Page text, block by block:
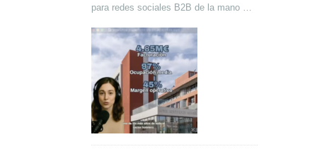
para redes sociales B2B de la mano de